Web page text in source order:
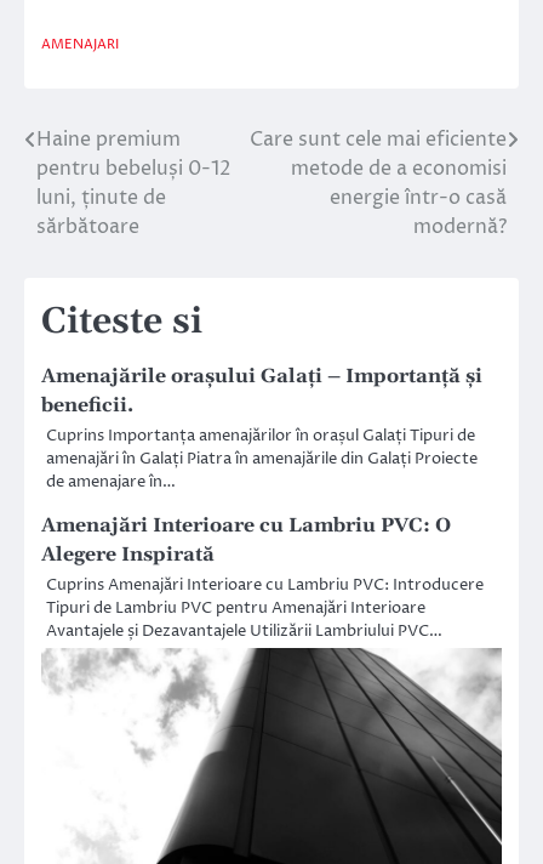
AMENAJARI
Navigare
în
articole
Haine premium
pentru bebeluși 0-12
luni, ținute de
sărbătoare
Care sunt cele mai eficiente
metode de a economisi
energie într-o casă
modernă?
Citeste si
Amenajările orașului Galați – Importanță și
beneficii.
Cuprins Importanța amenajărilor în orașul Galați Tipuri de
amenajări în Galați Piatra în amenajările din Galați Proiecte
de amenajare în…
Amenajări Interioare cu Lambriu PVC: O
Alegere Inspirată
Cuprins Amenajări Interioare cu Lambriu PVC: Introducere
Tipuri de Lambriu PVC pentru Amenajări Interioare
Avantajele și Dezavantajele Utilizării Lambriului PVC…